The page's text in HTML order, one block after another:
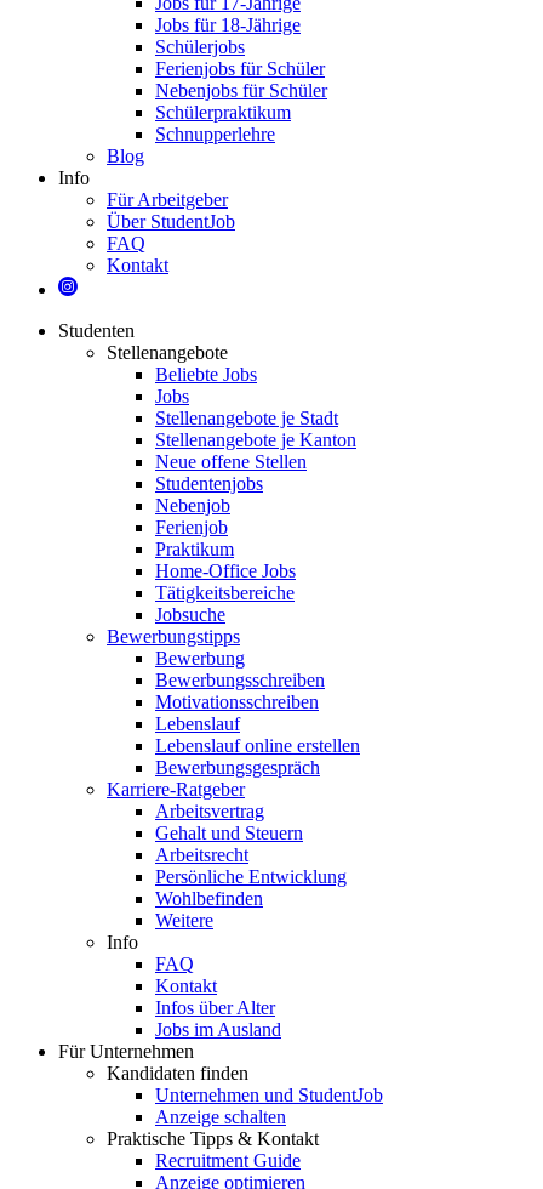
Jobs für 18-Jährige
Schülerjobs
Ferienjobs für Schüler
Nebenjobs für Schüler
Schülerpraktikum
Schnupperlehre
Blog
Info
Für Arbeitgeber
Über StudentJob
FAQ
Kontakt
Studenten
Stellenangebote
Beliebte Jobs
Jobs
Stellenangebote je Stadt
Stellenangebote je Kanton
Neue offene Stellen
Studentenjobs
Nebenjob
Ferienjob
Praktikum
Home-Office Jobs
Tätigkeitsbereiche
Jobsuche
Bewerbungstipps
Bewerbung
Bewerbungsschreiben
Motivationsschreiben
Lebenslauf
Lebenslauf online erstellen
Bewerbungsgespräch
Karriere-Ratgeber
Arbeitsvertrag
Gehalt und Steuern
Arbeitsrecht
Persönliche Entwicklung
Wohlbefinden
Weitere
Info
FAQ
Kontakt
Infos über Alter
Jobs im Ausland
Für Unternehmen
Kandidaten finden
Unternehmen und StudentJob
Anzeige schalten
Praktische Tipps & Kontakt
Recruitment Guide
Anzeige optimieren